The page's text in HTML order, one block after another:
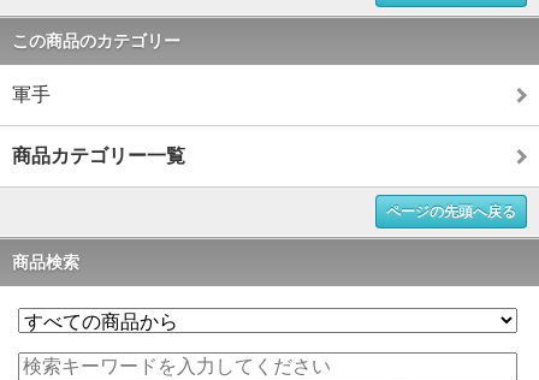
この商品のカテゴリー
軍手
商品カテゴリー一覧
ページの先頭へ戻る
商品検索